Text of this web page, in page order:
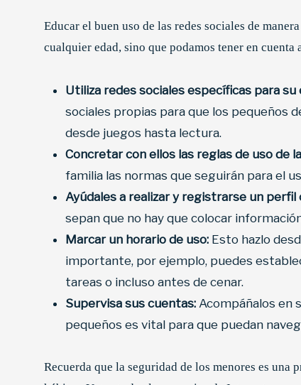
Educar el buen uso de las redes sociales de
cualquier edad, sino que podamos tener en cuenta
Utiliza redes sociales específicas para
sociales propias para que los pequeños
desde juegos hasta lectura.
Concretar con ellos las reglas de uso de
familia las normas que seguirán para el
Ayúdales a realizar y registrarse un perfil
sepan que no hay que colocar
Marcar un horario de uso: Esto hazlo
importante, por ejemplo, puedes
tareas o incluso antes de cenar.
Supervisa sus cuentas: Acompáñalos en
pequeños es vital para que puedan
Recuerda que la seguridad de los menores es una